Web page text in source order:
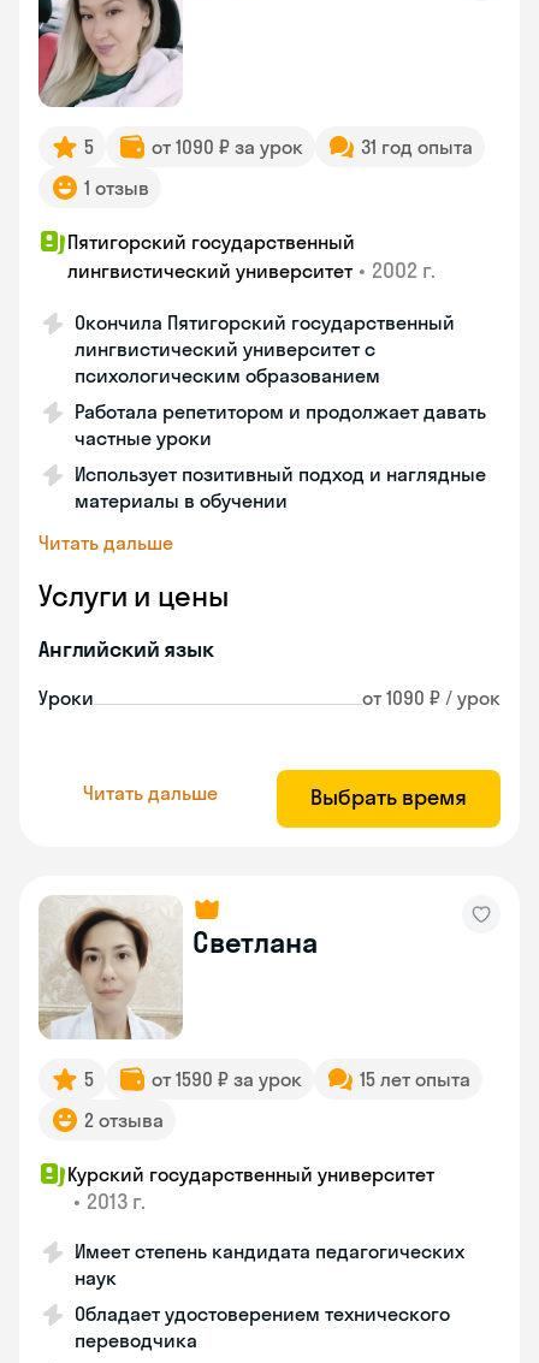
5 от 1090 ₽ за урок
31 год опыта
1 отзыв
Пятигорский государственный
лингвистический университет • 2002 г.
Окончила Пятигорский государственный
лингвистический университет с
психологическим образованием
Работала репетитором и продолжает давать
частные уроки
Использует позитивный подход и наглядные
материалы в обучении
Читать дальше
Услуги и цены
Английский язык
Уроки от 1090 ₽ / урок
Читать дальше Выбрать время
Светлана
5 от 1590 ₽ за урок
15 лет опыта
2 отзыва
Курский государственный университет
• 2013 г.
Имеет степень кандидата педагогических
наук
Обладает удостоверением технического
переводчика